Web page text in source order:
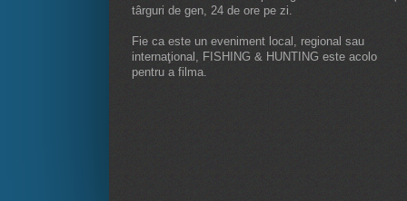
târguri de gen, 24 de ore pe zi.
Fie ca este un eveniment local, regional sau
internaţional, FISHING & HUNTING este acolo
pentru a filma.